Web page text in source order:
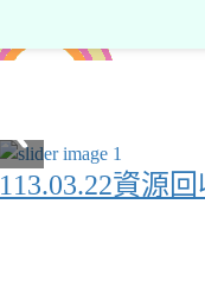
113.03.22資源